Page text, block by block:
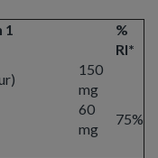
1
%
RI*
150
mg
60
mg
75%